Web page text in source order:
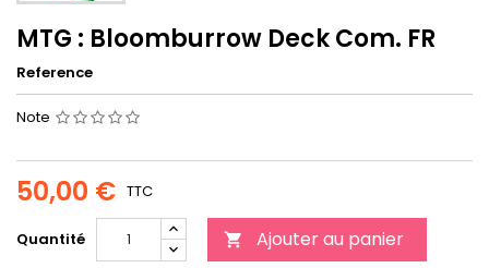
MTG : Bloomburrow Deck Com. FR
Reference
Note
50,00 € TTC
Quantité  Ajouter au panier